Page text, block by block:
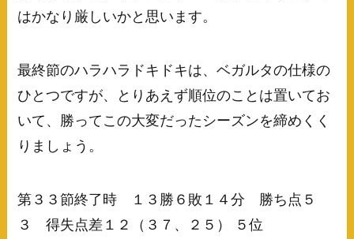
はかなり厳しいかと思います。
最終節のハラハラドキドキは、ベガルタの仕様の
ひとつですが、とりあえず順位のことは置いてお
いて、勝ってこの大変だったシーズンを締めくく
りましょう。
第３３節終了時 １３勝６敗１４分 勝ち点５
３ 得失点差１２（３７、２５） ５位